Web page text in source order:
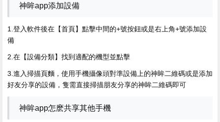
神眸app添加設備
1.登入軟件後在【首頁】點擊中間的+號按鈕或是右上角+號添加設
備
2.在【設備分類】找到適配的機型並點擊
3.進入掃描頁麵，使用手機攝像頭對準設備上的神眸二維碼或是添加
好友分享的設備，隻需直接掃描朋友分享的神眸二維碼即可
神眸app怎麽共享其他手機